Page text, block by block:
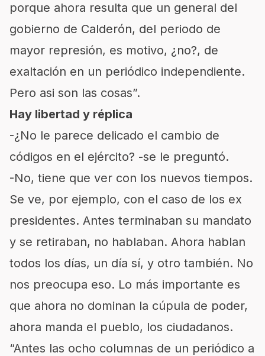
porque ahora resulta que un general del
gobierno de Calderón, del periodo de
mayor represión, es motivo, ¿no?, de
exaltación en un periódico independiente.
Pero asi son las cosas”.
Hay libertad y réplica
-¿No le parece delicado el cambio de
códigos en el ejército? -se le preguntó.
-No, tiene que ver con los nuevos tiempos.
Se ve, por ejemplo, con el caso de los ex
presidentes. Antes terminaban su mandato
y se retiraban, no hablaban. Ahora hablan
todos los días, un día sí, y otro también. No
nos preocupa eso. Lo más importante es
que ahora no dominan la cúpula de poder,
ahora manda el pueblo, los ciudadanos.
“Antes las ocho columnas de un periódico a